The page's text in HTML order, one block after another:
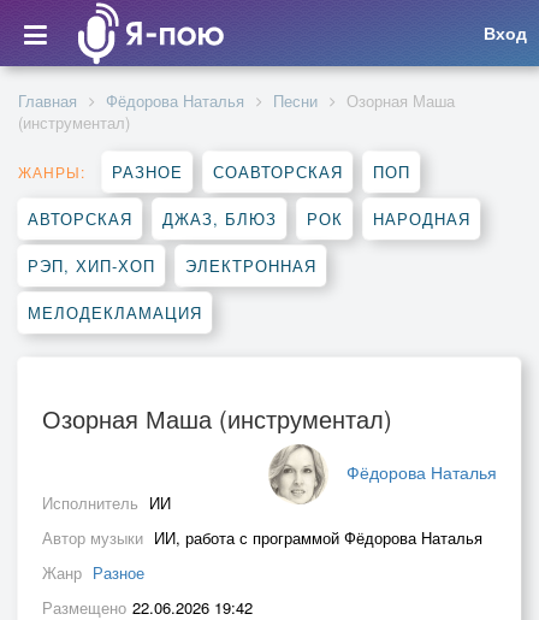
Вход
Главная Фёдорова Наталья Песни
Озорная Маша
(инструментал)
ЖАНРЫ: РАЗНОЕ СОАВТОРСКАЯ ПОП
АВТОРСКАЯ ДЖАЗ, БЛЮЗ РОК НАРОДНАЯ
РЭП, ХИП-ХОП ЭЛЕКТРОННАЯ
МЕЛОДЕКЛАМАЦИЯ
Озорная Маша (инструментал)
Фёдорова Наталья
Исполнитель ИИ
Автор музыки ИИ, работа с программой Фёдорова Наталья
Жанр Разное
Размещено 22.06.2026 19:42